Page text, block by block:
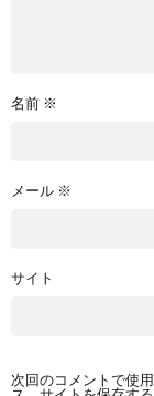
名前 ※
メール ※
サイト
次回のコメントで使